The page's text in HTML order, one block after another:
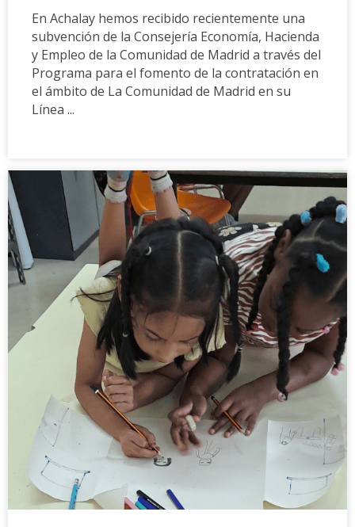
En Achalay hemos recibido recientemente una
subvención de la Consejería Economía, Hacienda
y Empleo de la Comunidad de Madrid a través del
Programa para el fomento de la contratación en
el ámbito de La Comunidad de Madrid en su
Línea ...